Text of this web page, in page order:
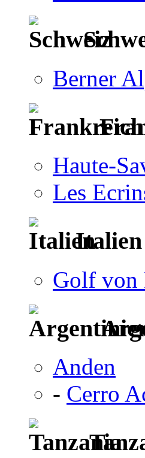
Berner
Haute-
Les
Italien
Golf von
Anden
- Cerro